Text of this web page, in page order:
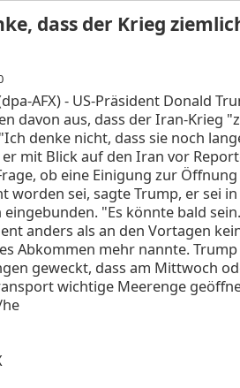
dass der Krieg
AFX) - US-Präsident Donald
davon aus, dass der Iran-Krieg
denke nicht, dass sie noch
mit Blick auf den Iran vor
ob eine Einigung zur
worden sei, sagte Trump, er sei in
"Es könnte bald
anders als an den Vortagen
Abkommen mehr nannte.
geweckt, dass am Mittwoch
wichtige Meerenge